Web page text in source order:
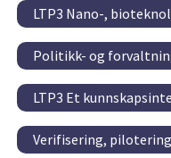
LTP3 Nano-,
Politikk- og
LTP3 Et
Verifisering,